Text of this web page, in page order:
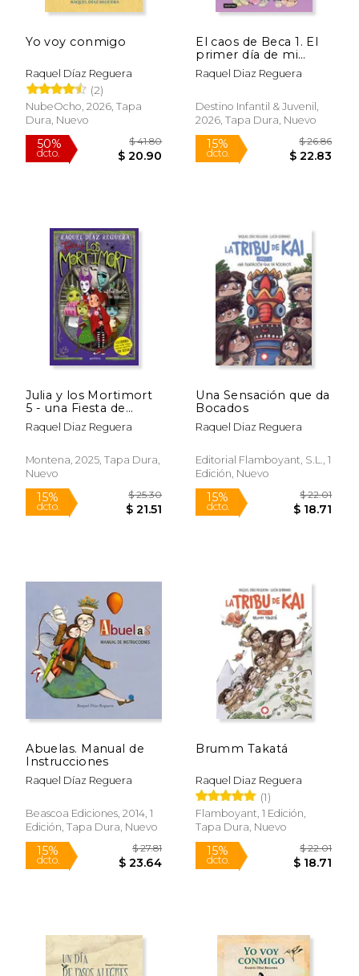
Yo voy conmigo
Raquel Díaz Reguera
(2)
NubeOcho, 2026, Tapa
Dura, Nuevo
50%
dcto.
El caos de Beca 1. El
primer día de mi
nueva vida
Raquel Diaz Reguera
Destino Infantil & Juvenil,
2026, Tapa Dura, Nuevo
15%
dcto.
Julia y los Mortimort
5 - una Fiesta de
Miedo: Cuidado con
Este Libro, Podrías
Raquel Diaz Reguera
Montena, 2025, Tapa Dura,
Nuevo
Una Sensación que da
Bocados
Raquel Diaz Reguera
Editorial Flamboyant, S.L., 1
Edición, Nuevo
Abuelas. Manual de
Instrucciones
Raquel Díaz Reguera
Beascoa Ediciones, 2014, 1
Edición, Tapa Dura, Nuevo
Brumm Takatá
Raquel Diaz Reguera
(1)
Flamboyant, 1 Edición,
Tapa Dura, Nuevo